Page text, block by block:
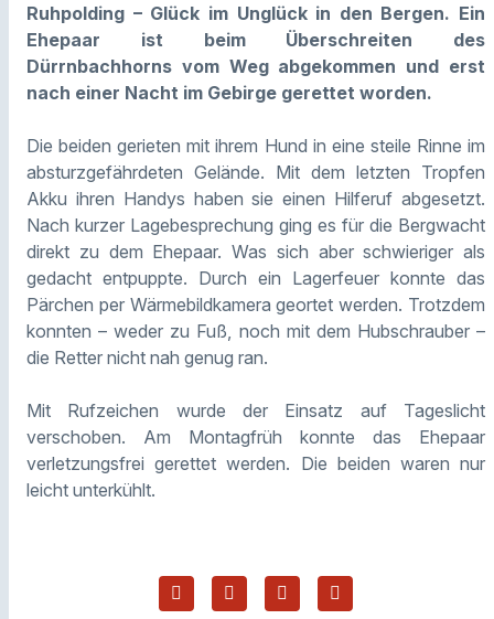
Ruhpolding – Glück im Unglück in den Bergen. Ein
Ehepaar ist beim Überschreiten des
Dürrnbachhorns vom Weg abgekommen und erst
nach einer Nacht im Gebirge gerettet worden.
Die beiden gerieten mit ihrem Hund in eine steile Rinne im
absturzgefährdeten Gelände. Mit dem letzten Tropfen
Akku ihren Handys haben sie einen Hilferuf abgesetzt.
Nach kurzer Lagebesprechung ging es für die Bergwacht
direkt zu dem Ehepaar. Was sich aber schwieriger als
gedacht entpuppte. Durch ein Lagerfeuer konnte das
Pärchen per Wärmebildkamera geortet werden. Trotzdem
konnten – weder zu Fuß, noch mit dem Hubschrauber –
die Retter nicht nah genug ran.
Mit Rufzeichen wurde der Einsatz auf Tageslicht
verschoben. Am Montagfrüh konnte das Ehepaar
verletzungsfrei gerettet werden. Die beiden waren nur
leicht unterkühlt.